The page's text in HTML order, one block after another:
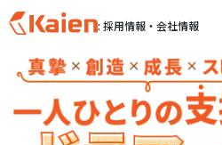
: 採用情報・会社情報